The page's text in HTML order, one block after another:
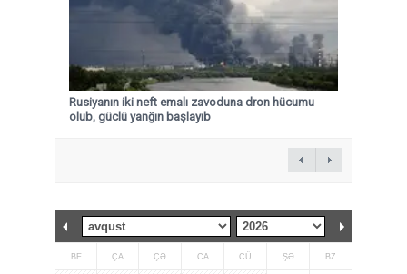
Rusiyanın iki neft emalı zavoduna dron hücumu
olub, güclü yanğın başlayıb
BE ÇA ÇƏ CA CÜ ŞƏ BZ